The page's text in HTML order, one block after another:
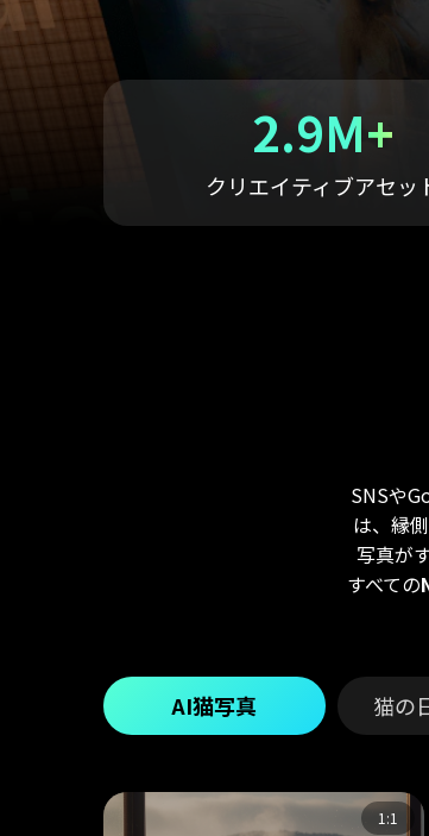
アセット
2.9M+
クリエイティブアセッ
SNSや
は、縁
写真が
すべての
AI猫写真 猫の
1:1